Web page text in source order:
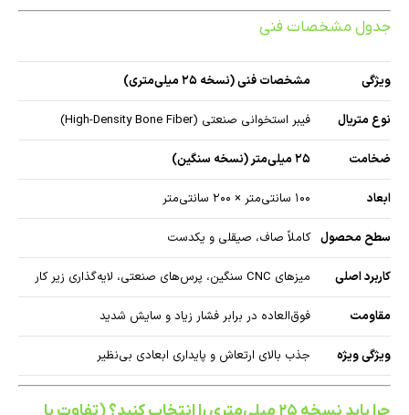
جدول مشخصات فنی
ویژگی مشخصات فنی (نسخه ۲۵ میلی‌متری)
نوع متریال فیبر استخوانی صنعتی (High-Density Bone Fiber)
ضخامت ۲۵ میلی‌متر (نسخه سنگین)
ابعاد ۱۰۰ سانتی‌متر × ۲۰۰ سانتی‌متر
سطح محصول کاملاً صاف، صیقلی و یکدست
کاربرد اصلی میزهای CNC سنگین، پرس‌های صنعتی، لایه‌گذاری زیر کار
مقاومت فوق‌العاده در برابر فشار زیاد و سایش شدید
ویژگی ویژه جذب بالای ارتعاش و پایداری ابعادی بی‌نظیر